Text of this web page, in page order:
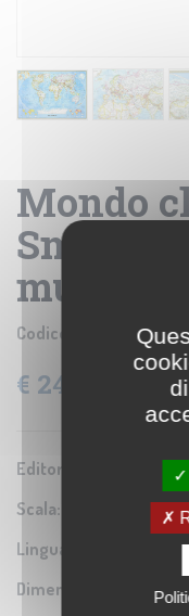
Mondo
Small -
murale
Codice prodotto:NGE
€ 24,03 IVA: 4%
Editore/Produttore:
Scala: 1:31.900.000
Lingua:
Dimensioni: 109 x 76